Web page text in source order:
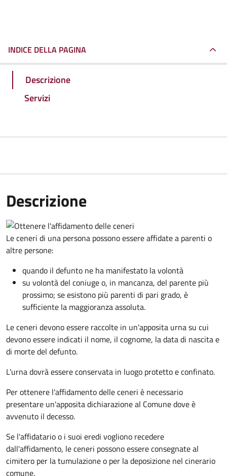
INDICE DELLA PAGINA
Descrizione
Servizi
Descrizione
Le ceneri di una persona possono essere affidate a parenti o
altre persone:
quando il defunto ne ha manifestato la volontà
su volontà del coniuge o, in mancanza, del parente più
prossimo; se esistono più parenti di pari grado, è
sufficiente la maggioranza assoluta.
Le ceneri devono essere raccolte in un'apposita urna su cui
devono essere indicati il nome, il cognome, la data di nascita e
di morte del defunto.
L'urna dovrà essere conservata in luogo protetto e confinato.
Per ottenere l'affidamento delle ceneri è necessario
presentare un'apposita dichiarazione al Comune dove è
avvenuto il decesso.
Se l'affidatario o i suoi eredi vogliono recedere
dall'affidamento, le ceneri possono essere consegnate al
cimitero per la tumulazione o per la deposizione nel cinerario
comune.